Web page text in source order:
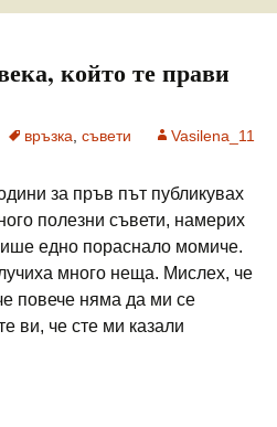
който те прави
връзка съвети Vasilena_11
за пръв път публикувах
полезни съвети, намерих
едно пораснало момиче.
много неща. Мислех, че
повече няма да ми се
ви, че сте ми казали